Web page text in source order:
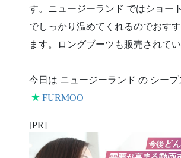
す。ニュージーランド ではショー
でしっかり温めてくれるのでおす
ます。ロングブーツも販売されてい
今日は ニュージーランド の シー
★ FURMOO
[PR]